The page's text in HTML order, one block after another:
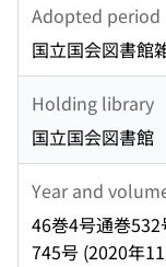
Adopted period
国立国会図書館
Holding library
国立国会図書館
Year and
46巻4号通巻
745号 (2020年